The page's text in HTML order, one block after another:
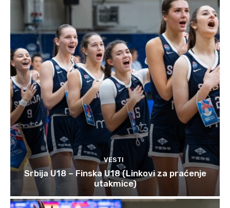
VESTI
Srbija U18 – Finska U18 (Linkovi za praćenje
utakmice)